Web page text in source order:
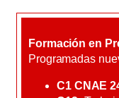
Formación en
Programadas
C1 CNAE